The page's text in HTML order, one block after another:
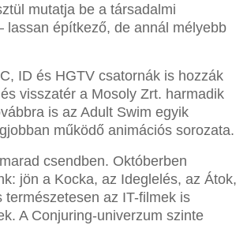
mutatja be a társadalmi
lassan építkező, de annál mélyebb
ID és HGTV csatornák is hozzák
visszatér a Mosoly Zrt. harmadik
is az Adult Swim egyik
működő animációs sorozata.
csendben. Októberben
jön a Kocka, az Ideglelés, az Átok,
természetesen az IT-filmek is
A Conjuring-univerzum szinte